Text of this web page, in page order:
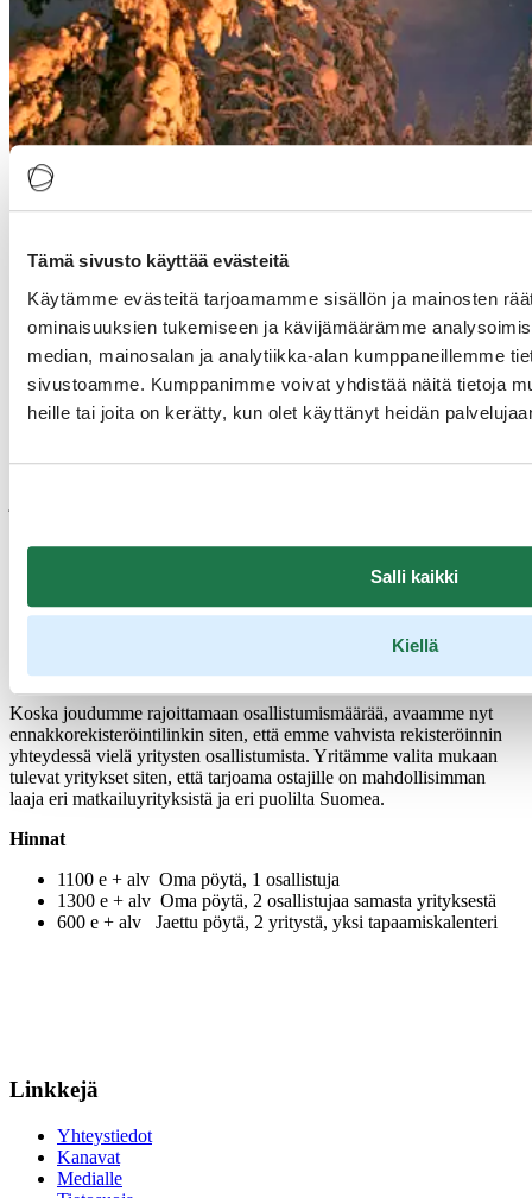
Tämä sivusto käyttää evästeitä
Käytämme evästeitä tarjoamamme sisällön ja mainosten
ominaisuuksien tukemiseen ja kävijämäärämme
median, mainosalan ja analytiikka-alan kumppaneillemme
sivustoamme. Kumppanimme voivat yhdistää näitä tietoja
heille tai joita on kerätty, kun olet käyttänyt heidän
Salli kaikki
Kiellä
Visit Finland on jälleen mukana 5 maan yhteisessä workshopissa
palautteen perusteella tilaisuudessa on ensi vuonna kaikilla
osallistujamailla vähän vähemmän myyntipöytiä kuin tänä vuonna.
palveluntarjoajia ja myyjät saisivat mahdollisimman paljon
tapaamisia.
Koska joudumme rajoittamaan osallistumismäärää, avaamme nyt
ennakkorekisteröintilinkin siten, että emme vahvista rekisteröinnin
yhteydessä vielä yritysten osallistumista. Yritämme valita mukaan
tulevat yritykset siten, että tarjoama ostajille on mahdollisimman
laaja eri matkailuyrityksistä ja eri puolilta Suomea.
Hinnat
1100 e + alv Oma pöytä, 1 osallistuja
1300 e + alv Oma pöytä, 2 osallistujaa samasta yrityksestä
600 e + alv Jaettu pöytä, 2 yritystä, yksi tapaamiskalenteri
Linkkejä
Yhteystiedot
Kanavat
Medialle